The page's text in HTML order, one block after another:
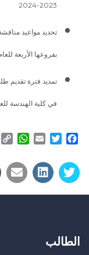
2023-2024
تحديد مواعيد
بفروعها الأربعة للعام 2023 الدورة
تمديد فترة تقديم
في كلية الهندسة للعام
Facebook
Twitter
Email
الطالب